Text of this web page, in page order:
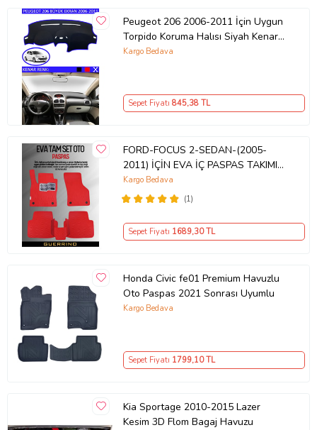
Peugeot 206 2006-2011 İçin Uygun
Torpido Koruma Halısı Siyah Kenar
Renk Mavi
Kargo Bedava
Sepet Fiyatı 845,38 TL
FORD-FOCUS 2-SEDAN-(2005-
2011) İÇİN EVA İÇ PASPAS TAKIMI
(METAL TOPUKLUK DAHİL)
(1)
Kargo Bedava
Sepet Fiyatı 1689,30 TL
Honda Civic fe01 Premium Havuzlu
Oto Paspas 2021 Sonrası Uyumlu
Kargo Bedava
Sepet Fiyatı 1799,10 TL
Kia Sportage 2010-2015 Lazer
Kesim 3D Flom Bagaj Havuzu